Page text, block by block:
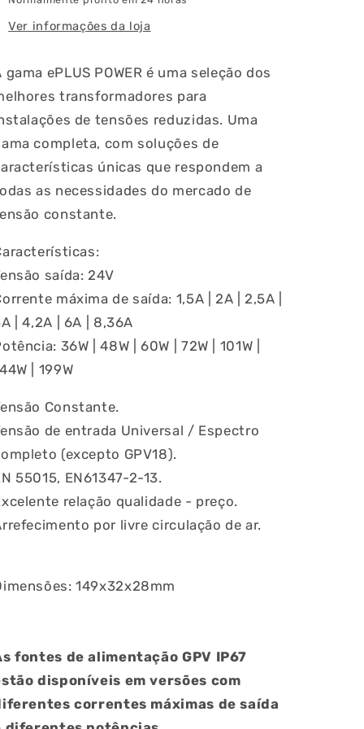
Ver informações da loja
gama ePLUS POWER é uma seleção dos
transformadores para
de tensões reduzidas. Uma
completa, com soluções de
únicas que respondem a
as necessidades do mercado de
constante.
saída: 24V
máxima de saída: 1,5A | 2A | 2,5A |
| 4,2A | 6A | 8,36A
36W | 48W | 60W | 72W | 101W |
| 199W
Constante.
de entrada Universal / Espectro
(excepto GPV18).
55015, EN61347-2-13.
relação qualidade - preço.
por livre circulação de ar.
149x32x28mm
fontes de alimentação GPV IP67
disponíveis em versões com
correntes máximas de saída